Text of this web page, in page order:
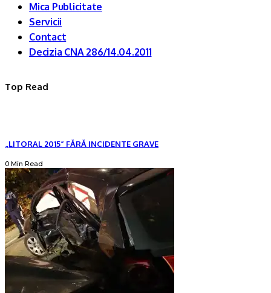
Mica Publicitate
Servicii
Contact
Decizia CNA 286/14.04.2011
Top Read
„LITORAL 2015” FĂRĂ INCIDENTE GRAVE
0 Min Read